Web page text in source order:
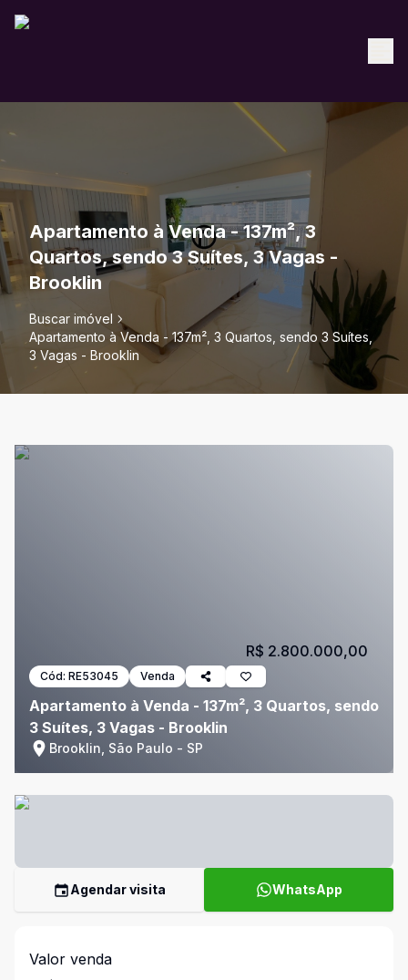
Apartamento à Venda - 137m², 3
Quartos, sendo 3 Suítes, 3 Vagas -
Brooklin
Buscar imóvel
Apartamento à Venda - 137m², 3 Quartos, sendo 3 Suítes,
3 Vagas - Brooklin
Cód: RE53045 Venda
Apartamento à Venda - 137m², 3 Quartos, sendo
3 Suítes, 3 Vagas - Brooklin
Brooklin, São Paulo - SP
R$ 2.800.000,00
Agendar visita WhatsApp
Valor venda